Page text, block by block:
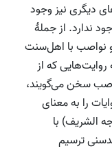
دیگری نیز وجود
ندارد. از جملۀ
نواصب با اهل‌سنت
که از
سخن می‌گویند،
را به معنای
الشریف) با
ترسیم